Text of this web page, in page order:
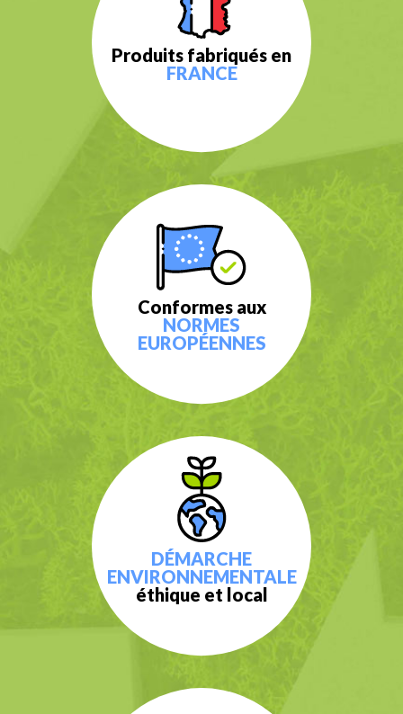
Produits fabriqués en
FRANCE
Conformes aux
NORMES
EUROPÉENNES
DÉMARCHE
ENVIRONNEMENTALE
éthique et local